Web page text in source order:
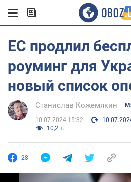
ЕС продлил
роуминг для
новый список
Станислав Кожемякин
10.07.2024 15:32
10,2 т.
28